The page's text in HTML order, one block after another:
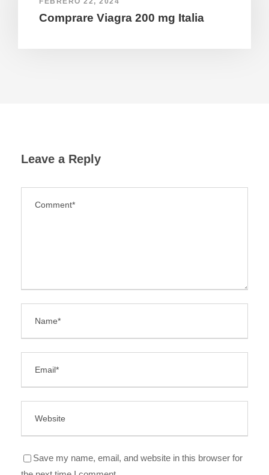
Comprare Viagra 200 mg Italia
Leave a Reply
Save my name, email, and website in this browser for